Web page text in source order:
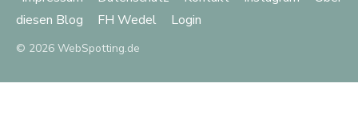
diesen Blog
FH Wedel Login
© 2026 WebSpotting.de